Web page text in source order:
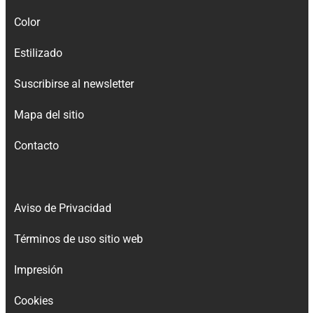
Color
Estilizado
Suscribirse al newsletter
Mapa del sitio
Contacto
Aviso de Privacidad
Términos de uso sitio web
Impresión
Cookies